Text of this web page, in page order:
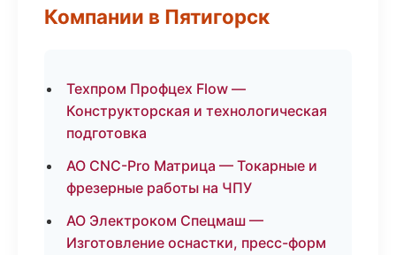
Компании в Пятигорск
Техпром Профцех Flow —
Конструкторская и технологическая
подготовка
АО CNC-Pro Матрица — Токарные и
фрезерные работы на ЧПУ
АО Электроком Спецмаш —
Изготовление оснастки, пресс-форм